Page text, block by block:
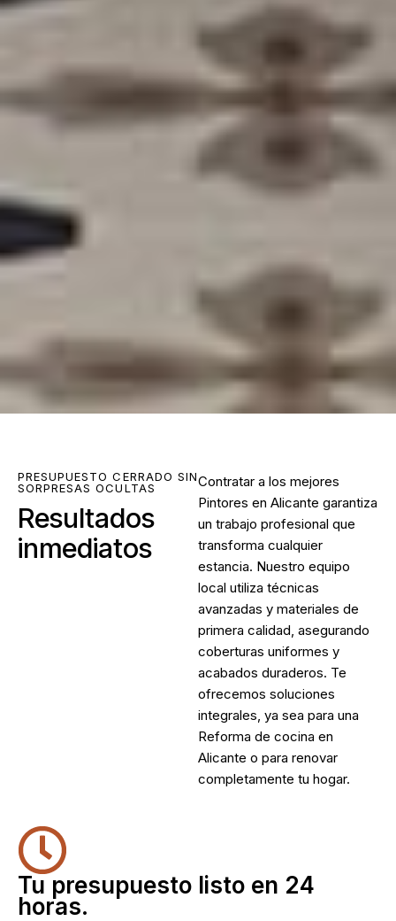
PRESUPUESTO CERRADO SIN
SORPRESAS OCULTAS
Resultados
inmediatos
Contratar a los mejores
Pintores en Alicante garantiza
un trabajo profesional que
transforma cualquier
estancia. Nuestro equipo
local utiliza técnicas
avanzadas y materiales de
primera calidad, asegurando
coberturas uniformes y
acabados duraderos. Te
ofrecemos soluciones
integrales, ya sea para una
Reforma de cocina en
Alicante o para renovar
completamente tu hogar.
Tu presupuesto listo en 24
horas.